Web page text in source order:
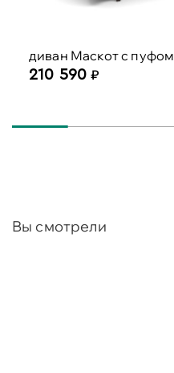
диван Маскот с пуфом
210 590
Вы смотрели